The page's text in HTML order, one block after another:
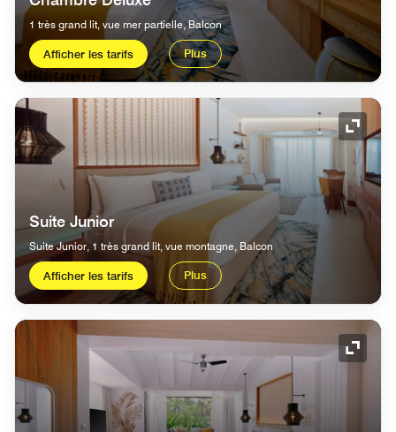
1 très grand lit, vue mer partielle, Balcon
Afficher les tarifs Plus
Icône
Suite Junior
Suite Junior, 1 très grand lit, vue montagne, Balcon
Afficher les tarifs Plus
Icône